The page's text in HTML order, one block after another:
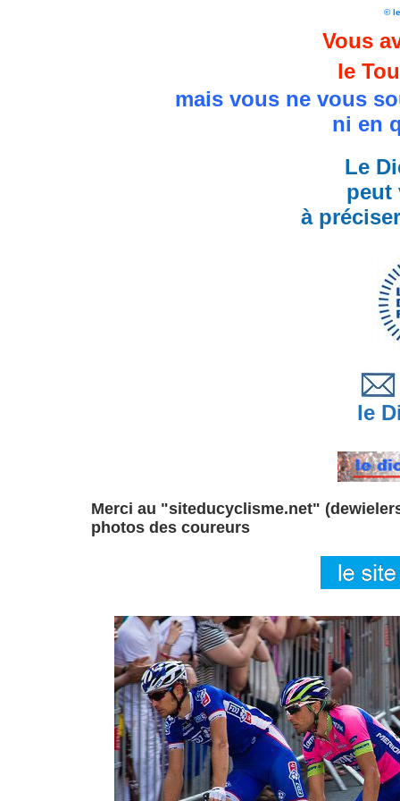
©
Vous
le
mais vous ne vous
ni en
Le
peut
à
le
Merci au "siteducyclisme.net"
photos des coureurs